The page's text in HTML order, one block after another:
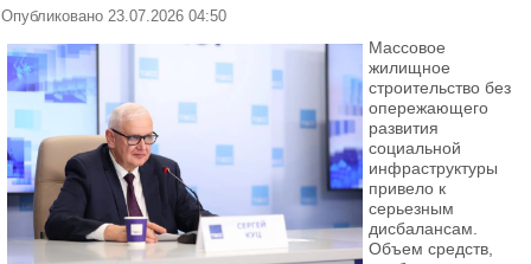
Опубликовано 23.07.2026 04:50
Массовое
жилищное
строительство без
опережающего
развития
социальной
инфраструктуры
привело к
серьезным
дисбалансам.
Объем средств,